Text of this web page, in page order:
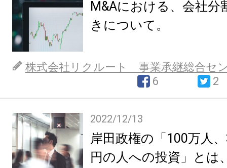
M&Aにおける、会社分
きについて。
株式会社リクルート 事業承継総合セ
6
2
2022/12/13
岸田政権の「100万人
円の人への投資」とは